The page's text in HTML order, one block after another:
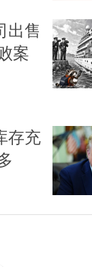
出售
案
存充